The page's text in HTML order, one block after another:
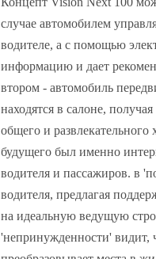
случае автомобилем
водителе, а с помощью
информацию и дает
втором - автомобиль
находятся в салоне,
общего и
будущего был именно
водителя и пассажиров. в
водителя, предлагая
на идеальную ведущую
'непринужденности' видит,